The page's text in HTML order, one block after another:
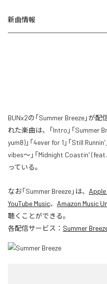
新曲情報
BUNx2の「Summer Breeze」が
れた楽曲は、「Intro」「Summer
yum8)」「4ever for 1」「Still
vibes〜」「Midnight Coastin'
っている。
なお「Summer Breeze」は、
YouTube Music、 Amazon Music
聴くことができる。
各配信サービス： Summer